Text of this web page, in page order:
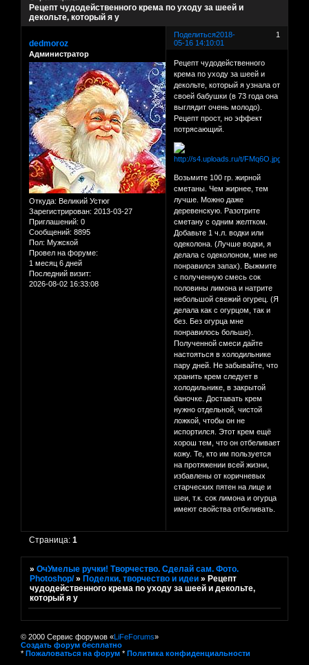
Рецепт чудодейственного крема по уходу за шеей и
декольте, который я у
Поделиться 1
2018-
05-16 14:10:01
dedmoroz
Администратор
Откуда: Великий Устюг
Зарегистрирован: 2013-03-27
Приглашений: 0
Сообщений: 8895
Пол: Мужской
Провел на форуме:
1 месяц 6 дней
Последний визит:
2026-08-02 16:33:08
Рецепт чудодейственного
крема по уходу за шеей и
декольте, который я узнала от
своей бабушки (в 73 года она
выглядит очень молодо).
Рецепт прост, но эффект
потрясающий.
Возьмите 100 гр. жирной
сметаны. Чем жирнее, тем
лучше. Можно даже
деревенскую. Разотрите
сметану с одним желтком.
Добавьте 1 ч.л. водки или
одеколона. (Лучше водки, я
делала с одеколоном, мне не
понравился запах). Выжмите
с полученную смесь сок
половины лимона и натрите
небольшой свежий огурец. (Я
делала как с огурцом, так и
без. Без огурца мне
понравилось больше).
Полученной смеси дайте
настояться в холодильнике
пару дней. Не забывайте, что
хранить крем следует в
холодильнике, в закрытой
баночке. Доставать крем
нужно отдельной, чистой
ложкой, чтобы он не
испортился. Этот крем ещё
хорош тем, что он отбеливает
кожу. Те, кто им пользуется
на протяжении всей жизни,
избавлены от коричневых
старческих пятен на лице и
шеи, т.к. сок лимона и огурца
имеют свойства отбеливать.
Страница:1
»ОчУмелые ручки! Творчество. Сделай сам. Фото.
Photoshop/ »Поделки, творчество и идеи »Рецепт
чудодейственного крема по уходу за шеей и декольте,
который я у
© 2000 Сервис форумов «LiFeForums»
Создать форум бесплатно
* Пожаловаться на форум * Политика конфиденциальности